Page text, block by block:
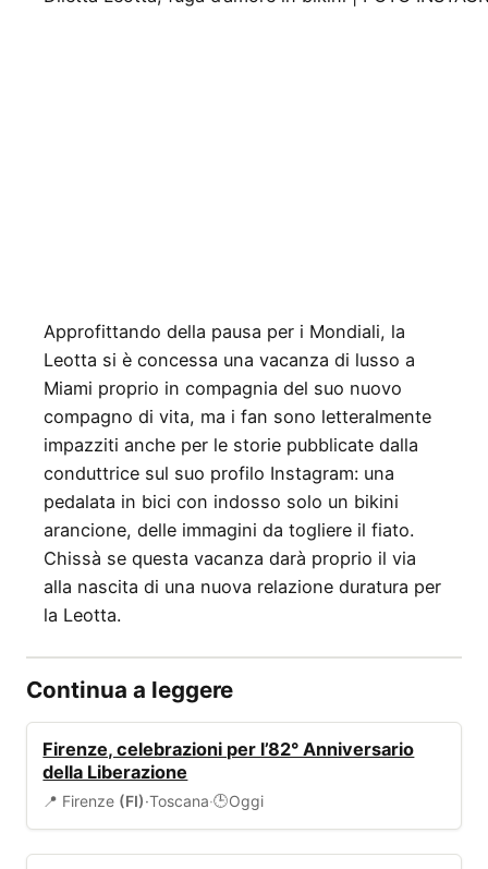
Approfittando della pausa per i Mondiali, la
Leotta si è concessa una vacanza di lusso a
Miami proprio in compagnia del suo nuovo
compagno di vita, ma i fan sono letteralmente
impazziti anche per le storie pubblicate dalla
conduttrice sul suo profilo Instagram: una
pedalata in bici con indosso solo un bikini
arancione, delle immagini da togliere il fiato.
Chissà se questa vacanza darà proprio il via
alla nascita di una nuova relazione duratura per
la Leotta.
Continua a leggere
Firenze, celebrazioni per l’82° Anniversario
della Liberazione
📍 Firenze (FI)·Toscana·🕒Oggi